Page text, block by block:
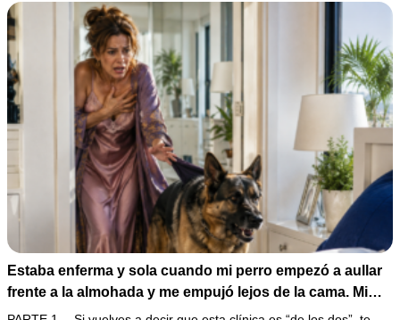
Estaba enferma y sola cuando mi perro empezó a aullar
frente a la almohada y me empujó lejos de la cama. Mi
esposo regresó un día antes y susurró: “Acuéstate,